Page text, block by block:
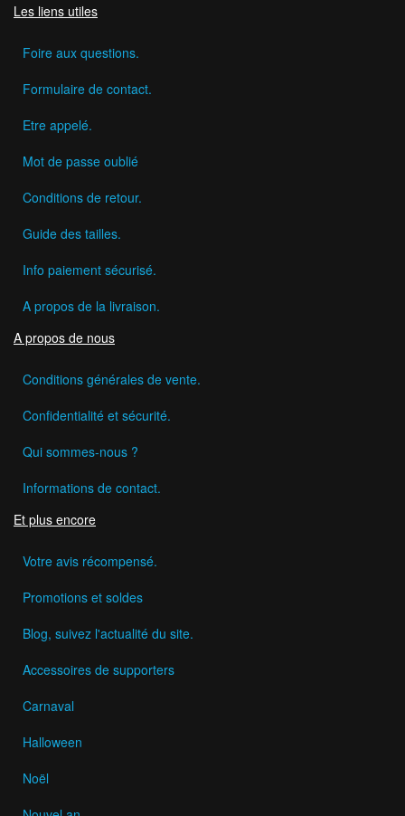
Les liens utiles
Foire aux questions.
Formulaire de contact.
Etre appelé.
Mot de passe oublié
Conditions de retour.
Guide des tailles.
Info paiement sécurisé.
A propos de la livraison.
A propos de nous
Conditions générales de vente.
Confidentialité et sécurité.
Qui sommes-nous ?
Informations de contact.
Et plus encore
Votre avis récompensé.
Promotions et soldes
Blog, suivez l'actualité du site.
Accessoires de supporters
Carnaval
Halloween
Noël